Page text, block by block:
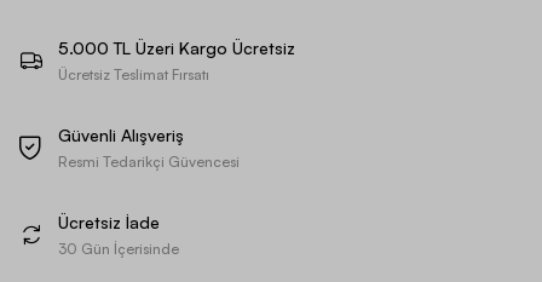
5.000 TL Üzeri Kargo Ücretsiz
Ücretsiz Teslimat Fırsatı
Güvenli Alışveriş
Resmi Tedarikçi Güvencesi
Ücretsiz İade
30 Gün İçerisinde